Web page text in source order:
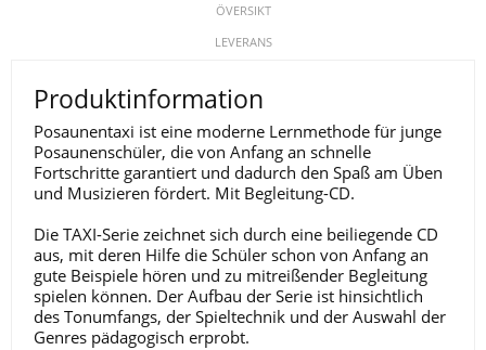
ÖVERSIKT
LEVERANS
Produktinformation
Posaunentaxi ist eine moderne Lernmethode für junge
Posaunenschüler, die von Anfang an schnelle
Fortschritte garantiert und dadurch den Spaß am Üben
und Musizieren fördert. Mit Begleitung-CD.
Die TAXI-Serie zeichnet sich durch eine beiliegende CD
aus, mit deren Hilfe die Schüler schon von Anfang an
gute Beispiele hören und zu mitreißender Begleitung
spielen können. Der Aufbau der Serie ist hinsichtlich
des Tonumfangs, der Spieltechnik und der Auswahl der
Genres pädagogisch erprobt.